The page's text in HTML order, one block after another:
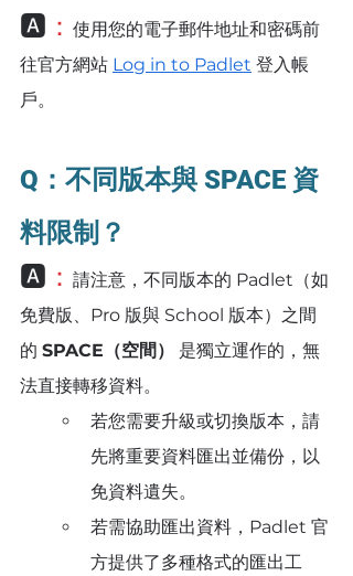
🅰️ ： 使用您的電子郵件地址和密碼前
往官方網站 Log in to Padlet 登入帳
戶。
Q：不同版本與 SPACE 資
料限制？
🅰️ ： 請注意，不同版本的 Padlet（如
免費版、Pro 版與 School 版本）之間
的 SPACE（空間）
是獨立運作的，無
法直接轉移資料。
若您需要升級或切換版本，請
先將重要資料匯出並備份，以
免資料遺失。
若需協助匯出資料，Padlet 官
方提供了多種格式的匯出工